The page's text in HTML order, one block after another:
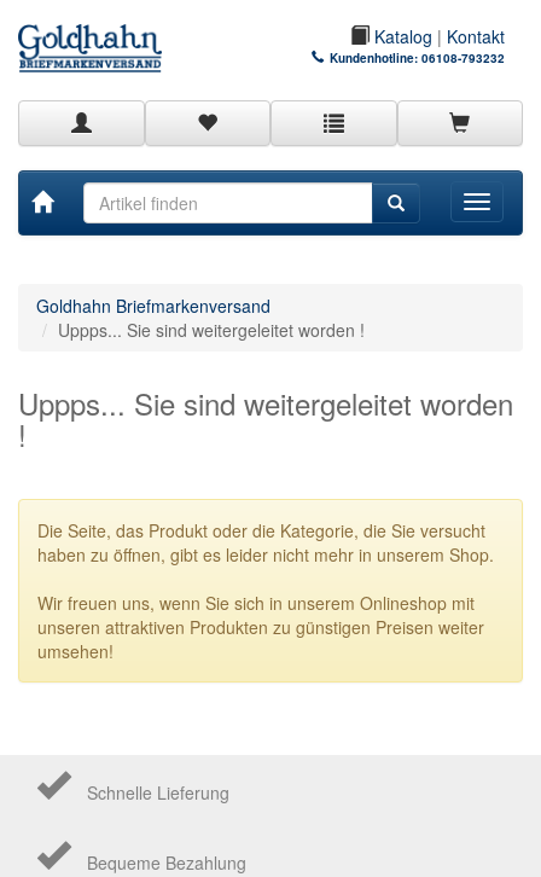
Katalog | Kontakt
Kundenhotline: 06108-793232
Toggle
Goldhahn Briefmarkenversand
Uppps... Sie sind weitergeleitet worden !
Uppps... Sie sind weitergeleitet worden
!
Die Seite, das Produkt oder die Kategorie, die Sie versucht
haben zu öffnen, gibt es leider nicht mehr in unserem Shop.
Wir freuen uns, wenn Sie sich in unserem Onlineshop mit
unseren attraktiven Produkten zu günstigen Preisen weiter
umsehen!
Schnelle Lieferung
Bequeme Bezahlung